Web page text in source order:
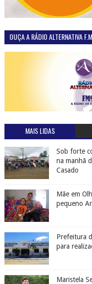
OUÇA A RÁDIO ALTERNATIVA
MAIS LIDAS
Sob forte
na manhã
Casado
Mãe em
pequeno
Prefeitura
para
Maristela